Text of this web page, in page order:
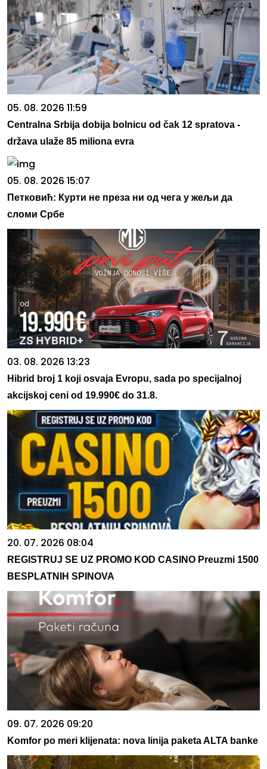
05. 08. 2026 11:59
Centralna Srbija dobija bolnicu od čak 12 spratova -
država ulaže 85 miliona evra
05. 08. 2026 15:07
Петковић: Курти не преза ни од чега у жељи да
сломи Србе
03. 08. 2026 13:23
Hibrid broj 1 koji osvaja Evropu, sada po specijalnoj
akcijskoj ceni od 19.990€ do 31.8.
20. 07. 2026 08:04
REGISTRUJ SE UZ PROMO KOD CASINO Preuzmi 1500
BESPLATNIH SPINOVA
09. 07. 2026 09:20
Komfor po meri klijenata: nova linija paketa ALTA banke